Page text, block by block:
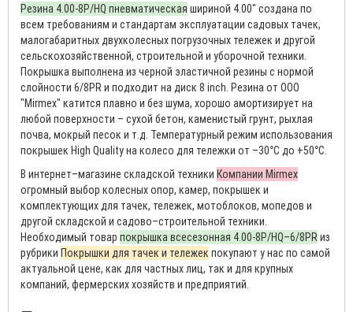
Резина 4.00-8P/HQ пневматическая шириной 4.00″ создана по
всем требованиям и стандартам эксплуатации садовых тачек,
малогабаритных двухколесных погрузочных тележек и другой
сельскохозяйственной, строительной и уборочной техники.
Покрышка выполнена из черной эластичной резины с нормой
слойности 6/8PR и подходит на диск 8 inch. Резина от ООО
"Mirmex" катится плавно и без шума, хорошо амортизирует на
любой поверхности – сухой бетон, каменистый грунт, рыхлая
почва, мокрый песок и т.д. Температурный режим использования
покрышек High Quality на колесо для тележки от –30°С до +50°С.
В интернет–магазине складской техники Компании Mirmex
огромный выбор колесных опор, камер, покрышек и
комплектующих для тачек, тележек, мотоблоков, мопедов и
другой складской и садово–строительной техники.
Необходимый товар покрышка всесезонная 4.00-8P/HQ–6/8PRиз
рубрики Покрышки для тачек и тележек покупают у нас по самой
актуальной цене, как для частных лиц, так и для крупных
компаний, фермерских хозяйств и предприятий.